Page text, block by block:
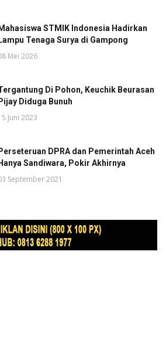
Mahasiswa STMIK Indonesia Hadirkan
Lampu Tenaga Surya di Gampong
Mei 2026
Di Pohon, Keuchik Beurasan
Pijay Diduga Bunuh
Juni 2023
Perseteruan DPRA dan Pemerintah Aceh
Hanya Sandiwara, Pokir Akhirnya
September 2021